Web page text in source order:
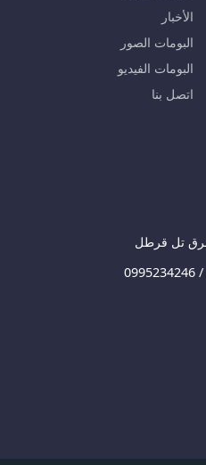
الأخبار
البومات الصور
البومات الفيديو
اتصل بنا
تل قرطل
0995234246